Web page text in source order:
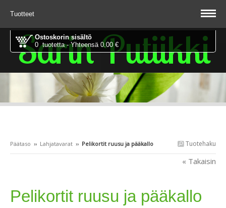
Tuotteet
Ostoskorin sisältö
0 tuotetta - Yhteensä 0.00 €
Sarin Putiikki
Tuotehaku
Päätaso ›› Lahjatavarat ›› Pelikortit ruusu ja pääkallo
« Takaisin
Pelikortit ruusu ja pääkallo